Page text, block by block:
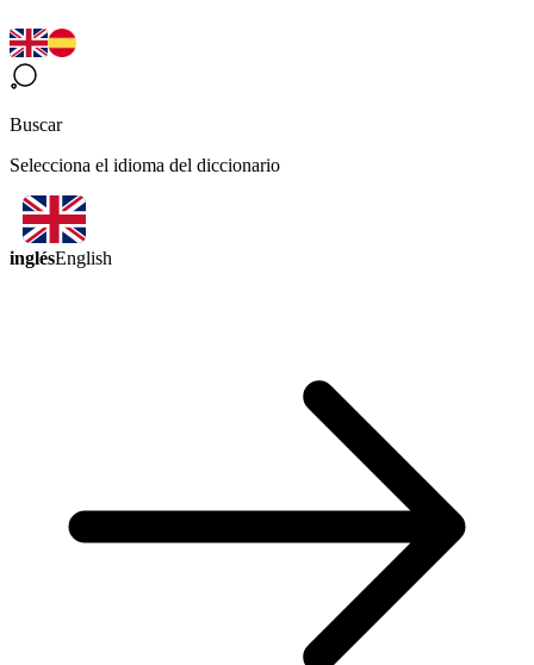
Buscar
Selecciona el idioma del diccionario
inglésEnglish